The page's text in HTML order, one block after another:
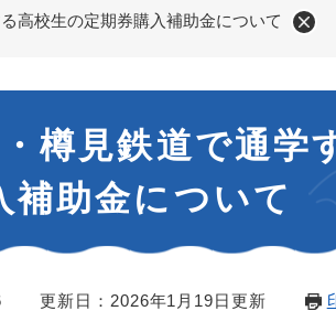
高校生の定期券購入補助金について
樽見鉄道で通学
補助金について
更新日：2026年1月19日更新